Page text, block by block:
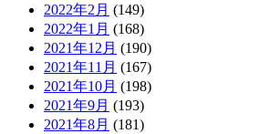
2022年2月 (149)
2022年1月 (168)
2021年12月 (190)
2021年11月 (167)
2021年10月 (198)
2021年9月 (193)
2021年8月 (181)